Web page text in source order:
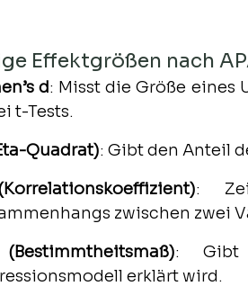
Effektgrößen nach
d: Misst die Größe eines
t-Tests.
Quadrat): Gibt den Anteil
:
zwischen zwei
: Gibt
erklärt wird.